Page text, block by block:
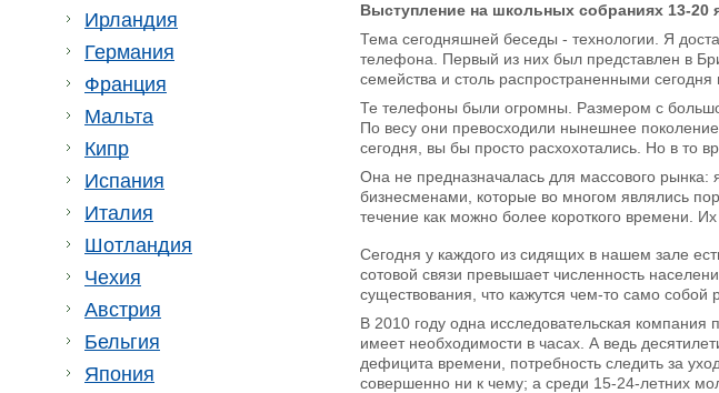
Ирландия
Германия
Франция
Мальта
Кипр
Испания
Италия
Шотландия
Чехия
Австрия
Бельгия
Япония
Выступление на школьных собраниях 13-20
Тема сегодняшней беседы - технологии. Я
телефона. Первый из них был представлен в
семейства и столь распространенными
Те телефоны были огромны. Размером с
По весу они превосходили нынешнее
сегодня, вы бы просто расхохотались. Но в то
Она не предназначалась для массового
бизнесменами, которые во многом являлись
течение как можно более короткого времени.
Сегодня у каждого из сидящих в нашем зале
сотовой связи превышает численность
существования, что кажутся чем-то само
В 2010 году одна исследовательская компания
имеет необходимости в часах. А ведь
дефицита времени, потребность следить за
совершенно ни к чему; а среди 15-24-летних